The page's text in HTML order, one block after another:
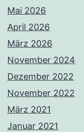
Mai 2026
April 2026
März 2026
November 2024
Dezember 2022
November 2022
März 2021
Januar 2021